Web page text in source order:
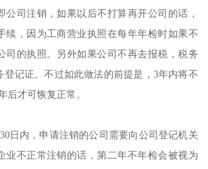
公司注销，如果以后不打算再开公司的话，
续，因为工商营业执照在每年年检时如果不
司的执照。另外如果公司不再去报税，税务
登记证。不过如此做法的前提是，3年内将不
后才可恢复正常。
日内，申请注销的公司需要向公司登记机关
业不正常注销的话，第二年不年检会被视为